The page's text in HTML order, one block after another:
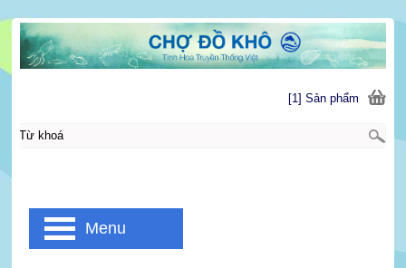
[1] Sản phẩm
Menu